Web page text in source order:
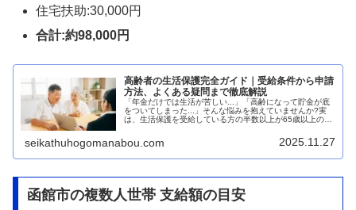
住宅扶助:30,000円
合計:約98,000円
高齢者の生活保護完全ガイド｜受給条件から申請
方法、よくある疑問まで徹底解説
「年金だけでは生活が苦しい...」「高齢になって貯金が底
をついてしまった...」そんな悩みを抱えていませんか?実
は、生活保護を受給している方の半数以上が65歳以上の高
seikathuhogomanabou.com 2025.11.27
函館市の複数人世帯 支給額の目安